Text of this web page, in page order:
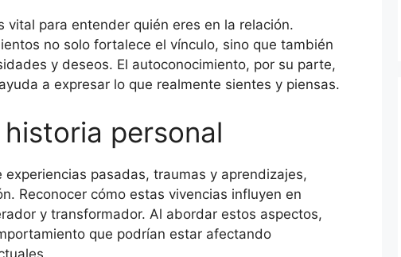
para entender quién eres en la relación.
no solo fortalece el vínculo, sino que también
y deseos. El autoconocimiento, por su parte,
a expresar lo que realmente sientes y piensas.
personal
pasadas, traumas y aprendizajes,
Reconocer cómo estas vivencias influyen en
y transformador. Al abordar estos aspectos,
que podrían estar afectando